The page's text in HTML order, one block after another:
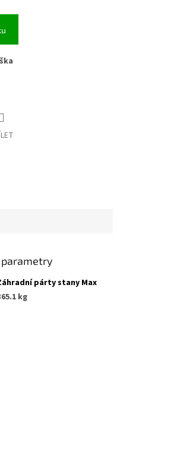
párty stany Max
kg